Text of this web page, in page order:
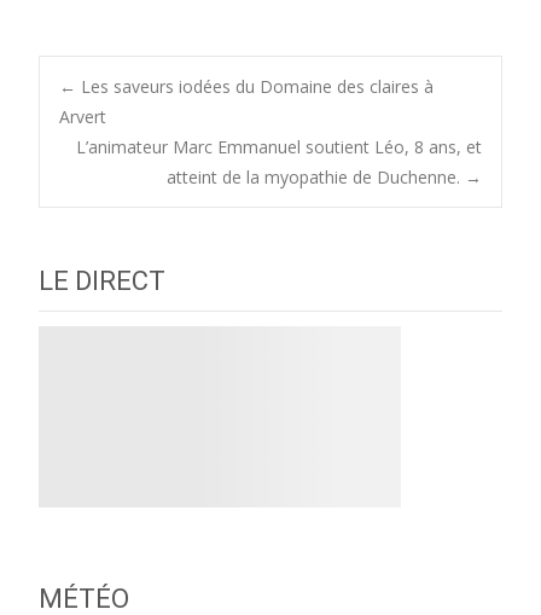
Post
navigation
← Les saveurs iodées du Domaine des claires à
Arvert
L’animateur Marc Emmanuel soutient Léo, 8 ans, et
atteint de la myopathie de Duchenne. →
LE DIRECT
MÉTÉO